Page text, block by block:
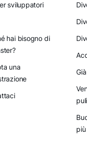
sviluppatori
hai bisogno di
una